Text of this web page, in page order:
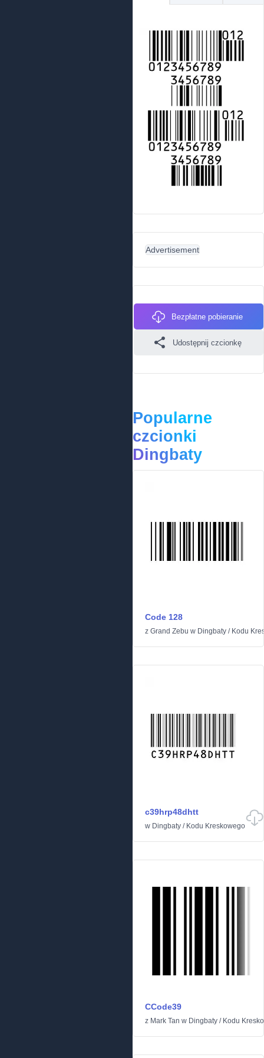
Advertisement
Bezpłatne pobieranie
Udostępnij czcionkę
Popularne
czcionki
Dingbaty
Code 128
z Grand Zebu w Dingbaty / Kodu
c39hrp48dhtt
w Dingbaty / Kodu Kreskowego
CCode39
z Mark Tan w Dingbaty / Kodu